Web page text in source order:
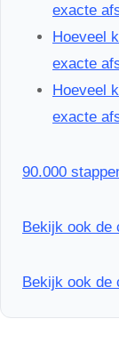
exacte
Hoeveel
exacte
Hoeveel
exacte
90.000
Bekijk ook de
Bekijk ook de